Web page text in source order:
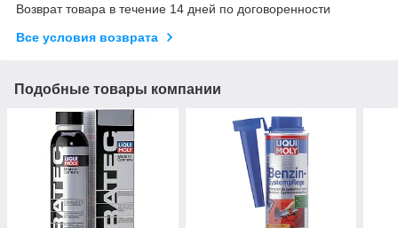
Возврат товара в течение 14 дней по договоренности
Все условия возврата
Подобные товары компании